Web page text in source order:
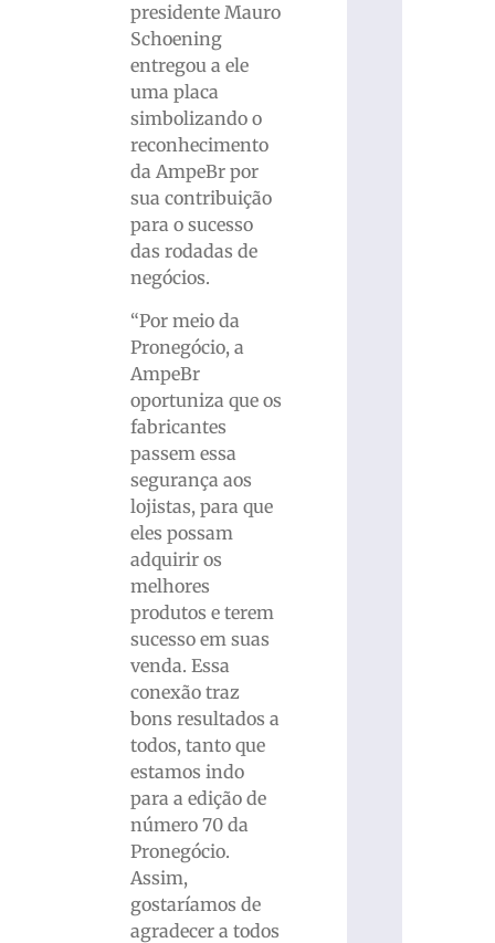
presidente Mauro
Schoening
entregou a ele
uma placa
simbolizando o
reconhecimento
da AmpeBr por
sua contribuição
para o sucesso
das rodadas de
negócios.
“Por meio da
Pronegócio, a
AmpeBr
oportuniza que os
fabricantes
passem essa
segurança aos
lojistas, para que
eles possam
adquirir os
melhores
produtos e terem
sucesso em suas
venda. Essa
conexão traz
bons resultados a
todos, tanto que
estamos indo
para a edição de
número 70 da
Pronegócio.
Assim,
gostaríamos de
agradecer a todos